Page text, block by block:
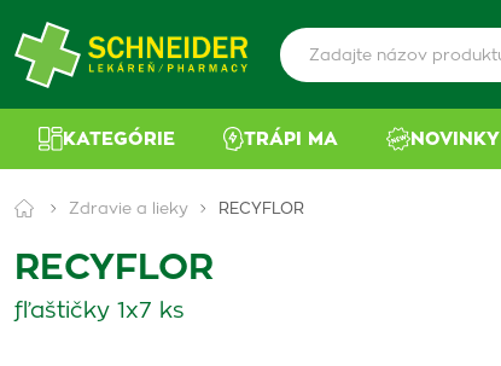
KATEGÓRIE TRÁPI MA NOVINKY
Zdravie a lieky RECYFLOR
RECYFLOR
fľaštičky 1x7 ks